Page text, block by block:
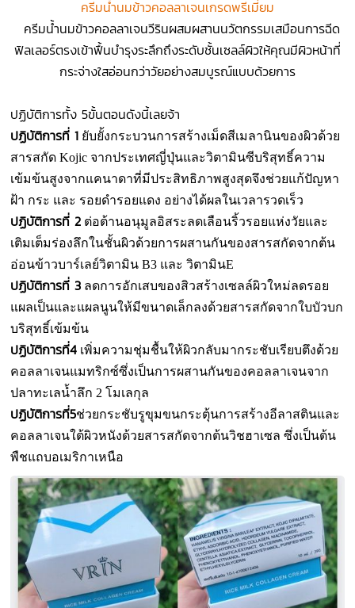
ครีมน้ำนมข้าวคอลลาเจนเกรดพรีเมี่ยม
ครีมน้ำนมข้าวคอลลาเจนวีรินผสมผสานนวัตกรรมเสมือนการฉีด
ฟิลเลอร์ตรงเข้าฟื้นบำรุงระลึกถึงระดับชั้นเซลล์ผิวให้คุณมีผิวหน้าที่
กระจ่างใสอ่อนกว่าวัยอย่างสมบูรณ์แบบด้วยการ
ปฏิบัติการทั้ง 5ขั้นตอนดังนี้เลยจ้า
ปฏิบัติการที่ 1 ยับยั้งกระบวนการสร้างเม็ดสีเมลานินของผิวด้วย
สารสกัด Kojic จากประเทศญี่ปุ่นและวิตามินซีบริสุทธิ์ความ
เข้มข้นสูงจากแคนาดาที่มีประสิทธิภาพสูงสุดจึงช่วยแก้ปัญหา
ฝ้า กระ และ รอยดำรอยแดง อย่างได้ผลในเวลารวดเร็ว
ปฏิบัติการที่ 2 ต่อต้านอนุมูลอิสระลดเลือนริ้วรอยแห่งวัยและ
เติมเต็มร่องลึกในชั้นผิวด้วยการผสานกันของสารสกัดจากต้น
อ่อนข้าวบาร์เลย์วิตามิน B3 และ วิตามินE
ปฏิบัติการที่ 3 ลดการอักเสบของสิวสร้างเซลล์ผิวใหม่ลดรอย
แผลเป็นและแผลนูนให้มีขนาดเล็กลงด้วยสารสกัดจากใบบัวบก
บริสุทธิ์เข้มข้น
ปฏิบัติการที่4 เพิ่มความชุ่มชื้นให้ผิวกลับมากระชับเรียบตึงด้วย
คอลลาเจนแมทริกซ์ซึ่งเป็นการผสานกันของคอลลาเจนจาก
ปลาทะเลน้ำลึก 2 โมเลกุล
ปฏิบัติการที่5ช่วยกระชับรูขุมขนกระตุ้นการสร้างอีลาสตินและ
คอลลาเจนใต้ผิวหนังด้วยสารสกัดจากต้นวิชฮาเซล ซึ่งเป็นต้น
พืชแถบอเมริกาเหนือ